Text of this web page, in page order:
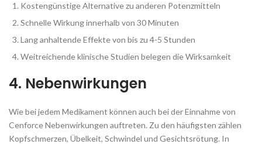
Kostengünstige Alternative zu anderen Potenzmitteln
Schnelle Wirkung innerhalb von 30 Minuten
Lang anhaltende Effekte von bis zu 4-5 Stunden
Weitreichende klinische Studien belegen die Wirksamkeit
4. Nebenwirkungen
Wie bei jedem Medikament können auch bei der Einnahme von
Cenforce Nebenwirkungen auftreten. Zu den häufigsten zählen
Kopfschmerzen, Übelkeit, Schwindel und Gesichtsrötung. In